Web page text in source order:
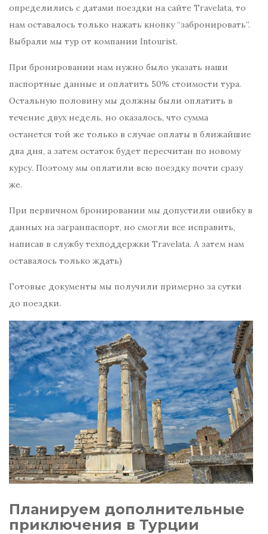
определились с датами поездки на сайте Travelata, то
нам оставалось только нажать кнопку “забронировать”.
Выбрали мы тур от компании Intourist.
При бронировании нам нужно было указать наши
паспортные данные и оплатить 50% стоимости тура.
Остальную половину мы должны были оплатить в
течение двух недель, но оказалось, что сумма
останется той же только в случае оплаты в ближайшие
два дня, а затем остаток будет пересчитан по новому
курсу. Поэтому мы оплатили всю поездку почти сразу
же.
При первичном бронировании мы допустили ошибку в
данных на загранпаспорт, но смогли все исправить,
написав в службу техподдержки Travelata. А затем нам
оставалось только ждать)
Готовые документы мы получили примерно за сутки
до поездки.
Планируем дополнительные
приключения в Турции